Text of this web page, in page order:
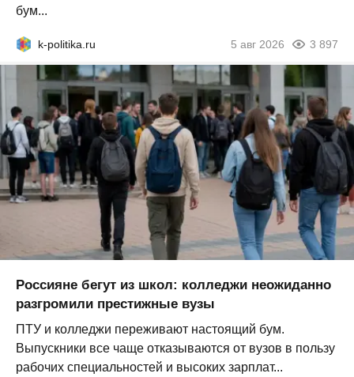
бум...
k-politika.ru 5 авг 2026 3 897
Россияне бегут из школ: колледжи неожиданно
разгромили престижные вузы
ПТУ и колледжи переживают настоящий бум.
Выпускники все чаще отказываются от вузов в пользу
рабочих специальностей и высоких зарплат...